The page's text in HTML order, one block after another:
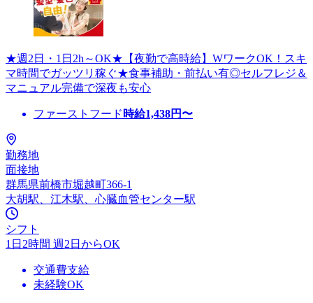
★週2日・1日2h～OK★【夜勤で高時給】WワークOK！スキ
マ時間でガッツリ稼ぐ★食事補助・前払い有◎セルフレジ＆
マニュアル完備で深夜も安心
ファーストフード 時給1,438円〜
勤務地
面接地
群馬県前橋市堀越町366-1
大胡駅、江木駅、心臓血管センター駅
シフト
1日2時間 週2日からOK
交通費支給
未経験OK